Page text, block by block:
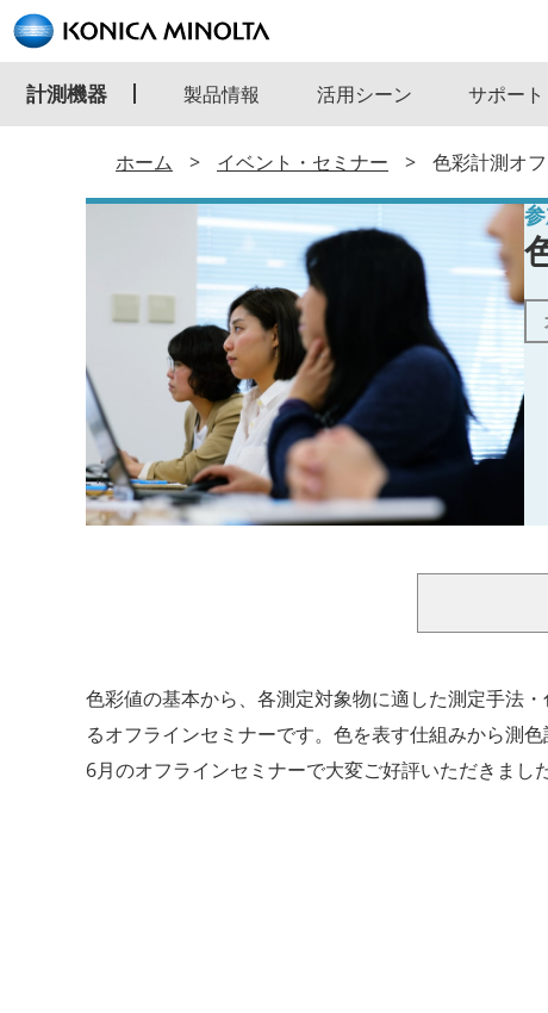
計測機器 製品情報 活用シーン サポート
ホーム イベント・セミナー 色彩計測オ
色彩値の基本から、各測定対象物に適した測定手法
るオフラインセミナーです。色を表す仕組みから測
6月のオフラインセミナーで大変ご好評いただきまし